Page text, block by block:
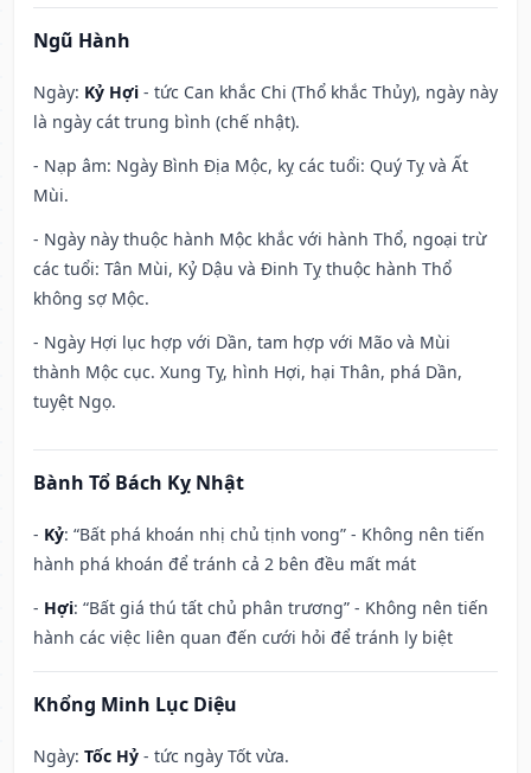
Ngũ Hành
Ngày: Kỷ Hợi - tức Can khắc Chi (Thổ khắc Thủy), ngày này
là ngày cát trung bình (chế nhật).
- Nạp âm: Ngày Bình Địa Mộc, kỵ các tuổi: Quý Tỵ và Ất
Mùi.
- Ngày này thuộc hành Mộc khắc với hành Thổ, ngoại trừ
các tuổi: Tân Mùi, Kỷ Dậu và Đinh Tỵ thuộc hành Thổ
không sợ Mộc.
- Ngày Hợi lục hợp với Dần, tam hợp với Mão và Mùi
thành Mộc cục. Xung Tỵ, hình Hợi, hại Thân, phá Dần,
tuyệt Ngọ.
Bành Tổ Bách Kỵ Nhật
- Kỷ: “Bất phá khoán nhị chủ tịnh vong” - Không nên tiến
hành phá khoán để tránh cả 2 bên đều mất mát
- Hợi: “Bất giá thú tất chủ phân trương” - Không nên tiến
hành các việc liên quan đến cưới hỏi để tránh ly biệt
Khổng Minh Lục Diệu
Ngày: Tốc Hỷ - tức ngày Tốt vừa.